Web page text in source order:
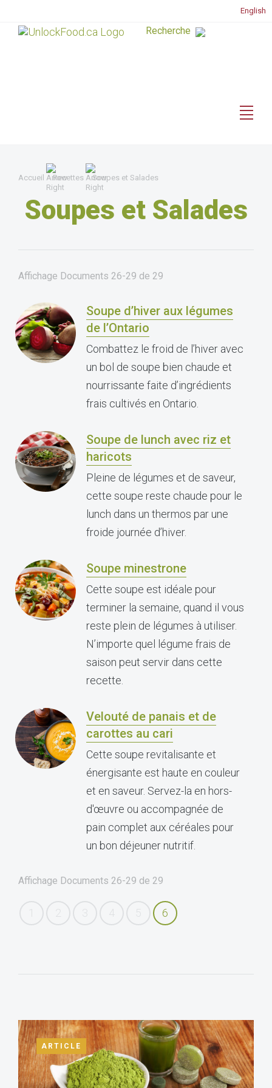
English
Accueil Recettes Soupes et Salades
Soupes et Salades
Affichage Documents 26-29 de 29
Soupe d’hiver aux légumes
de l’Ontario
Combattez le froid de l’hiver avec
un bol de soupe bien chaude et
nourrissante faite d’ingrédients
frais cultivés en Ontario.
Soupe de lunch avec riz et
haricots
Pleine de légumes et de saveur,
cette soupe reste chaude pour le
lunch dans un thermos par une
froide journée d’hiver.
Soupe minestrone
Cette soupe est idéale pour
terminer la semaine, quand il vous
reste plein de légumes à utiliser.
N’importe quel légume frais de
saison peut servir dans cette
recette.
Velouté de panais et de
carottes au cari
Cette soupe revitalisante et
énergisante est haute en couleur
et en saveur. Servez-la en hors-
d'œuvre ou accompagnée de
pain complet aux céréales pour
un bon déjeuner nutritif.
Affichage Documents 26-29 de 29
6
ARTICLE